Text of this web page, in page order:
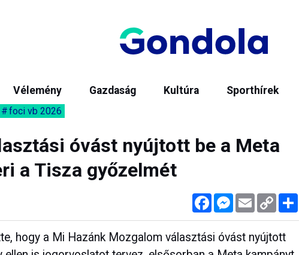
Vélemény Gazdaság Kultúra Sporthírek
foci vb 2026
óvást nyújtott be a Meta
a Tisza győzelmét
FacebookMessenger
Email Copy
Link
hogy a Mi Hazánk Mozgalom választási óvást nyújtott